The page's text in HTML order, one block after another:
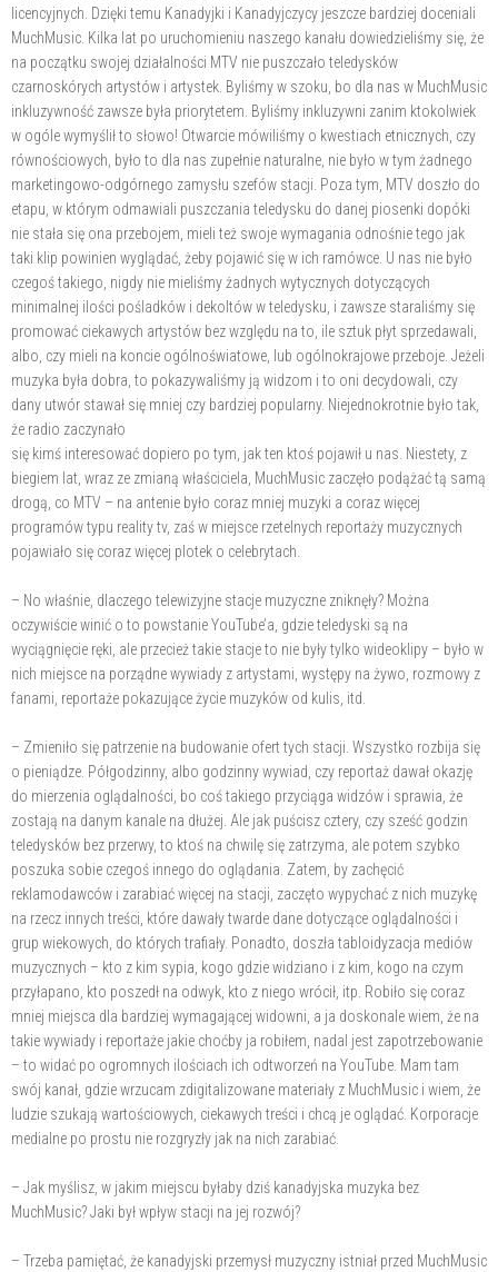
licencyjnych. Dzięki temu Kanadyjki i Kanadyjczycy jeszcze bardziej doceniali
MuchMusic. Kilka lat po uruchomieniu naszego kanału dowiedzieliśmy się, że
na początku swojej działalności MTV nie puszczało teledysków
czarnoskórych artystów i artystek. Byliśmy w szoku, bo dla nas w MuchMusic
inkluzywność zawsze była priorytetem. Byliśmy inkluzywni zanim ktokolwiek
w ogóle wymyślił to słowo! Otwarcie mówiliśmy o kwestiach etnicznych, czy
równościowych, było to dla nas zupełnie naturalne, nie było w tym żadnego
marketingowo-odgórnego zamysłu szefów stacji. Poza tym, MTV doszło do
etapu, w którym odmawiali puszczania teledysku do danej piosenki dopóki
nie stała się ona przebojem, mieli też swoje wymagania odnośnie tego jak
taki klip powinien wyglądać, żeby pojawić się w ich ramówce. U nas nie było
czegoś takiego, nigdy nie mieliśmy żadnych wytycznych dotyczących
minimalnej ilości pośladków i dekoltów w teledysku, i zawsze staraliśmy się
promować ciekawych artystów bez względu na to, ile sztuk płyt sprzedawali,
albo, czy mieli na koncie ogólnoświatowe, lub ogólnokrajowe przeboje. Jeżeli
muzyka była dobra, to pokazywaliśmy ją widzom i to oni decydowali, czy
dany utwór stawał się mniej czy bardziej popularny. Niejednokrotnie było tak,
że radio zaczynało
się kimś interesować dopiero po tym, jak ten ktoś pojawił u nas. Niestety, z
biegiem lat, wraz ze zmianą właściciela, MuchMusic zaczęło podążać tą samą
drogą, co MTV – na antenie było coraz mniej muzyki a coraz więcej
programów typu reality tv, zaś w miejsce rzetelnych reportaży muzycznych
pojawiało się coraz więcej plotek o celebrytach.
– No właśnie, dlaczego telewizyjne stacje muzyczne zniknęły? Można
oczywiście winić o to powstanie YouTube’a, gdzie teledyski są na
wyciągnięcie ręki, ale przecież takie stacje to nie były tylko wideoklipy – było w
nich miejsce na porządne wywiady z artystami, występy na żywo, rozmowy z
fanami, reportaże pokazujące życie muzyków od kulis, itd.
– Zmieniło się patrzenie na budowanie ofert tych stacji. Wszystko rozbija się
o pieniądze. Półgodzinny, albo godzinny wywiad, czy reportaż dawał okazję
do mierzenia oglądalności, bo coś takiego przyciąga widzów i sprawia, że
zostają na danym kanale na dłużej. Ale jak puścisz cztery, czy sześć godzin
teledysków bez przerwy, to ktoś na chwilę się zatrzyma, ale potem szybko
poszuka sobie czegoś innego do oglądania. Zatem, by zachęcić
reklamodawców i zarabiać więcej na stacji, zaczęto wypychać z nich muzykę
na rzecz innych treści, które dawały twarde dane dotyczące oglądalności i
grup wiekowych, do których trafiały. Ponadto, doszła tabloidyzacja mediów
muzycznych – kto z kim sypia, kogo gdzie widziano i z kim, kogo na czym
przyłapano, kto poszedł na odwyk, kto z niego wrócił, itp. Robiło się coraz
mniej miejsca dla bardziej wymagającej widowni, a ja doskonale wiem, że na
takie wywiady i reportaże jakie choćby ja robiłem, nadal jest zapotrzebowanie
– to widać po ogromnych ilościach ich odtworzeń na YouTube. Mam tam
swój kanał, gdzie wrzucam zdigitalizowane materiały z MuchMusic i wiem, że
ludzie szukają wartościowych, ciekawych treści i chcą je oglądać. Korporacje
medialne po prostu nie rozgryzły jak na nich zarabiać.
– Jak myślisz, w jakim miejscu byłaby dziś kanadyjska muzyka bez
MuchMusic? Jaki był wpływ stacji na jej rozwój?
– Trzeba pamiętać, że kanadyjski przemysł muzyczny istniał przed MuchMusic